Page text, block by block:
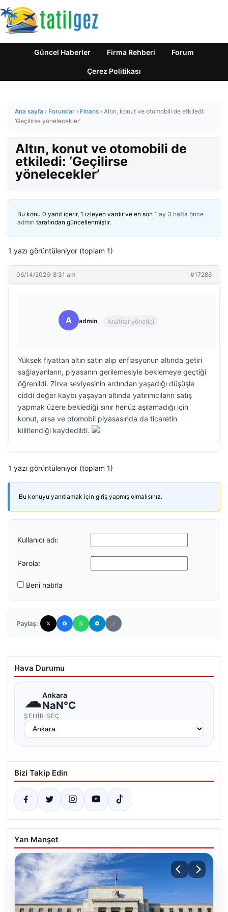
Güncel Haberler Firma Rehberi Forum
Çerez Politikası
Ana sayfa › Forumlar › Finans › Altın, konut ve otomobili de etkiledi:
‘Geçilirse yönelecekler’
Altın, konut ve otomobili de
etkiledi: ‘Geçilirse
yönelecekler’
Bu konu 0 yanıt içerir, 1 izleyen vardır ve en son 1 ay 3 hafta önce
admin tarafından güncellenmiştir.
1 yazı görüntüleniyor (toplam 1)
06/14/2026: 8:31 am #17286
A admin Anahtar yönetici
Yüksek fiyattan altın satın alıp enflasyonun altında getiri
sağlayanların, piyasanın gerilemesiyle beklemeye geçtiği
öğrenildi. Zirve seviyesinin ardından yaşadığı düşüşle
ciddi değer kaybı yaşayan altında yatırımcıların satış
yapmak üzere beklediği sınır henüz aşılamadığı için
konut, arsa ve otomobil piyasasında da ticaretin
kilitlendiği kaydedildi.
1 yazı görüntüleniyor (toplam 1)
Bu konuyu yanıtlamak için giriş yapmış olmalısınız.
Kullanıcı adı:
Parola:
Beni hatırla
Paylaş:
Hava Durumu
☁Ankara
NaN°C
ŞEHIR SEÇ
Bizi Takip Edin
Yan Manşet